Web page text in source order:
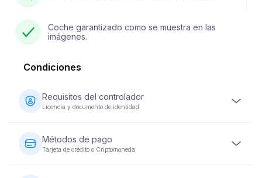
Coche garantizado como se muestra en las
imágenes.
Condiciones
Requisitos del controlador
Licencia y documento de identidad
licencia de conducir válida. También se requiere un
documento de identidad (pasaporte o ID nacional).
Algunos vehículos pueden requerir que el conductor
Métodos de pago
Tarjeta de crédito o Criptomoneda